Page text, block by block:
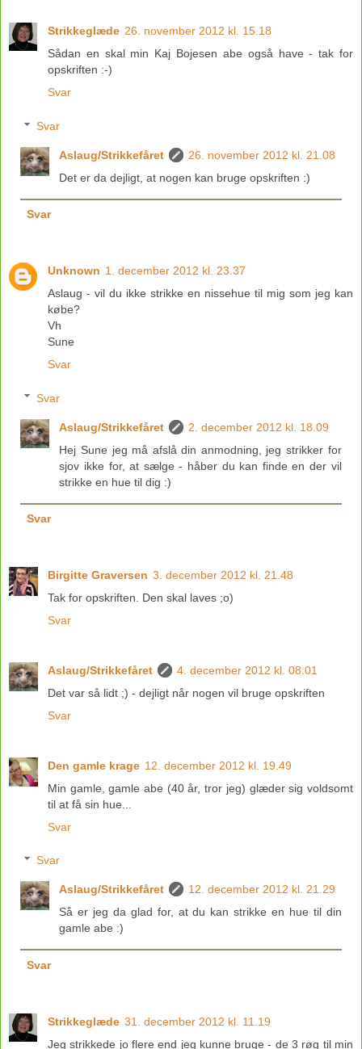
Strikkeglæde 26. november 2012 kl. 15.18
Sådan en skal min Kaj Bojesen abe også have - tak for
opskriften :-)
Svar
Svar
Aslaug/Strikkefåret
26. november 2012 kl. 21.08
Det er da dejligt, at nogen kan bruge opskriften :)
Svar
Unknown 1. december 2012 kl. 23.37
Aslaug - vil du ikke strikke en nissehue til mig som jeg kan
købe?
Vh
Sune
Svar
Svar
Aslaug/Strikkefåret
2. december 2012 kl. 18.09
Hej Sune jeg må afslå din anmodning, jeg strikker for
sjov ikke for, at sælge - håber du kan finde en der vil
strikke en hue til dig :)
Svar
Birgitte Graversen 3. december 2012 kl. 21.48
Tak for opskriften. Den skal laves ;o)
Svar
Aslaug/Strikkefåret
4. december 2012 kl. 08.01
Det var så lidt ;) - dejligt når nogen vil bruge opskriften
Svar
Den gamle krage 12. december 2012 kl. 19.49
Min gamle, gamle abe (40 år, tror jeg) glæder sig voldsomt
til at få sin hue...
Svar
Svar
Aslaug/Strikkefåret
12. december 2012 kl. 21.29
Så er jeg da glad for, at du kan strikke en hue til din
gamle abe :)
Svar
Strikkeglæde 31. december 2012 kl. 11.19
Jeg strikkede jo flere end jeg kunne bruge - de 3 røg til min